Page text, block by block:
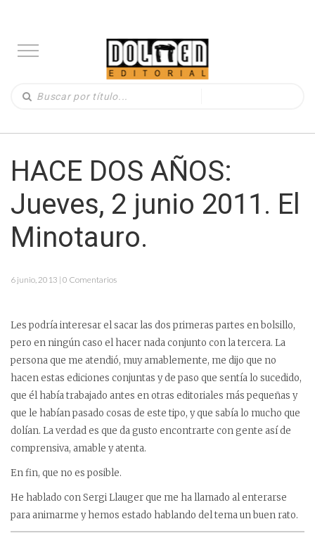
HACE DOS AÑOS:
Jueves, 2 junio 2011. El
Minotauro.
6 junio, 2013 | 0 Comentarios
Les podría interesar el sacar las dos primeras partes en bolsillo,
pero en ningún caso el hacer nada conjunto con la tercera. La
persona que me atendió, muy amablemente, me dijo que no
hacen estas ediciones conjuntas y de paso que sentía lo sucedido,
que él había trabajado antes en otras editoriales más pequeñas y
que le habían pasado cosas de este tipo, y que sabía lo mucho que
dolían. La verdad es que da gusto encontrarte con gente así de
comprensiva, amable y atenta.
En fin, que no es posible.
He hablado con Sergi Llauger que me ha llamado al enterarse
para animarme y hemos estado hablando del tema un buen rato.